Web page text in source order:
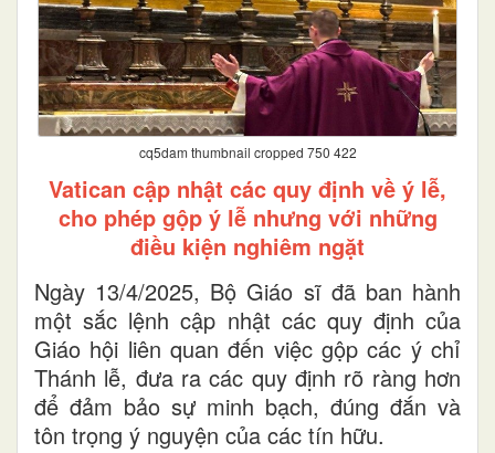
cq5dam thumbnail cropped 750 422
Vatican cập nhật các quy định về ý lễ,
cho phép gộp ý lễ nhưng với những
điều kiện nghiêm ngặt
Ngày 13/4/2025, Bộ Giáo sĩ đã ban hành
một sắc lệnh cập nhật các quy định của
Giáo hội liên quan đến việc gộp các ý chỉ
Thánh lễ, đưa ra các quy định rõ ràng hơn
để đảm bảo sự minh bạch, đúng đắn và
tôn trọng ý nguyện của các tín hữu.